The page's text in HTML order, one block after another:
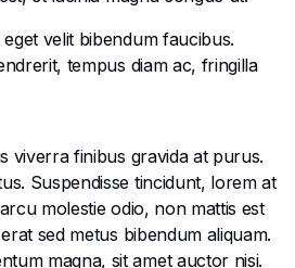
velit bibendum faucibus.
tempus diam ac, fringilla
viverra finibus gravida at purus.
Suspendisse tincidunt, lorem at
molestie odio, non mattis est
sed metus bibendum aliquam.
magna, sit amet auctor nisi.